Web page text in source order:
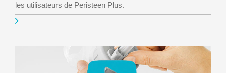
les utilisateurs de Peristeen Plus.